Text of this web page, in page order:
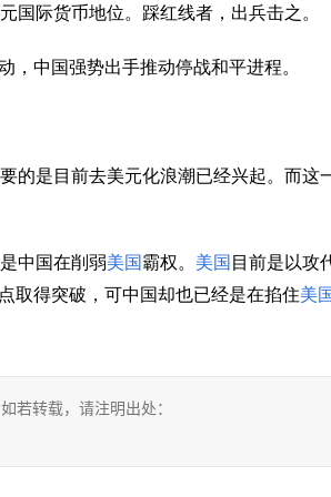
国际货币地位。踩红线者，出兵击之。
，中国强势出手推动停战和平进程。
的是目前去美元化浪潮已经兴起。而这
中国在削弱美国 霸权。 美国 目前是以攻
取得突破，可中国却也已经是在掐住美国
若转载，请注明出处：